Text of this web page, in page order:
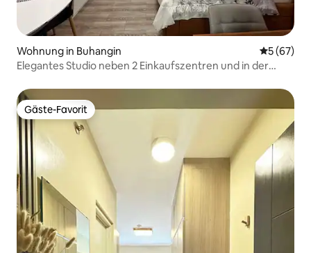
Wohnung in Buhangin
5 (67)
Elegantes Studio neben 2 Einkaufszentren und in der
Gäste-Favorit
Gäste-Favorit